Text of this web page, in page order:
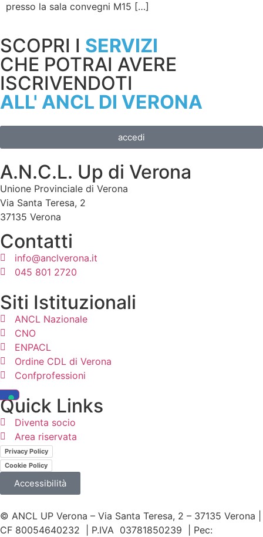
presso la sala convegni M15 […]
SCOPRI I SERVIZI
CHE POTRAI AVERE
ISCRIVENDOTI
ALL' ANCL DI VERONA
accedi
A.N.C.L. Up di Verona
Unione Provinciale di Verona
Via Santa Teresa, 2
37135 Verona
Contatti
info@anclverona.it
045 801 2720
Siti Istituzionali
ANCL Nazionale
CNO
ENPACL
Ordine CDL di Verona
Confprofessioni
Quick Links
Diventa socio
Area riservata
Privacy Policy
Cookie Policy
Accessibilità
© ANCL UP Verona – Via Santa Teresa, 2 – 37135 Verona |
CF 80054640232 | P.IVA 03781850239 | Pec: